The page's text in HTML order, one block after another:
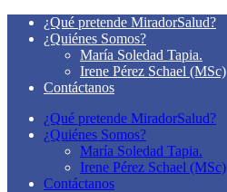
¿Qué pretende MiradorSalud?
¿Quiénes Somos?
María Soledad Tapia.
Irene Pérez Schael (MSc)
Contáctanos
¿Qué pretende MiradorSalud?
¿Quiénes Somos?
María Soledad Tapia.
Irene Pérez Schael (MSc)
Contáctanos